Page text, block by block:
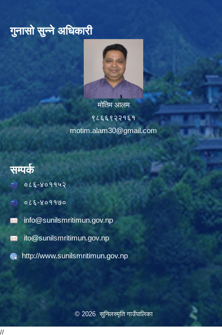
गुनासो सुन्ने अधिकारी
मोतिम आलम
९८६६९२२१६१
motim.alam30@gmail.com
सम्पर्क
०८६-४०११५२
०८६-४०११७०
info@sunilsmritimun.gov.np
ito@sunilsmritimun.gov.np
http://www.sunilsmritimun.gov.np
© 2026 सुनिलस्मृति गाउँपालिका
//